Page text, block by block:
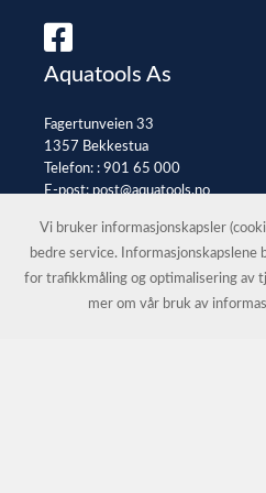
Aquatools As
Fagertunveien 33
1357 Bekkestua
Telefon: : 901 65 000
E-post:post@aquatools.no
© Aquatools As |
Vi bruker informasjonskapsler
bedre service. Informasjonskapslene
for trafikkmåling og optimalisering av
mer om vår bruk av